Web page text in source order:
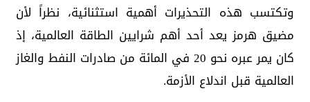
وتكتسب هذه التحذيرات أهمية استثنائية، نظراً لأن
مضيق هرمز يعد أحد أهم شرايين الطاقة العالمية، إذ
كان يمر عبره نحو 20 في المائة من صادرات النفط والغاز
العالمية قبل اندلاع الأزمة.